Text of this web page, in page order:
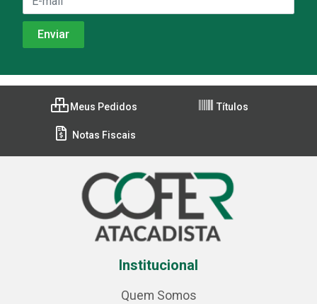
Meus Pedidos Títulos
Notas Fiscais
Institucional
Quem Somos